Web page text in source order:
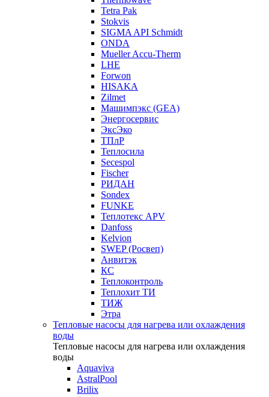
Tetra Pak
Stokvis
SIGMA API Schmidt
ONDA
Mueller Accu-Therm
LHE
Forwon
HISAKA
Zilmet
Машимпэкс (GEA)
Энергосервис
ЭксЭко
ТПлР
Теплосила
Secespol
Fischer
РИДАН
Sondex
FUNKE
Теплотекс APV
Danfoss
Kelvion
SWEP (Росвеп)
Анвитэк
КС
Теплоконтроль
Теплохит ТИ
ТИЖ
Этра
Тепловые насосы для нагрева или охлаждения
воды
Тепловые насосы для нагрева или охлаждения
воды
Aquaviva
AstralPool
Brilix